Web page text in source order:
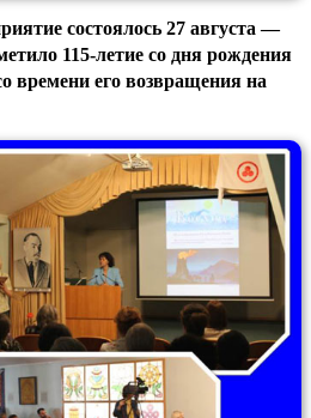
состоялось 27 августа —
115-летие со дня рождения
времени его возвращения на